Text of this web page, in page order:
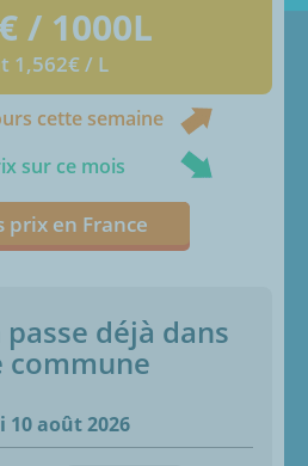
€ / 1000L
1,562€ / L
cette semaine
sur ce mois
prix en France
déjà dans
commune
10 août 2026